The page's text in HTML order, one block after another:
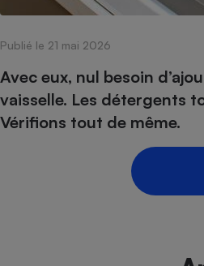
Publié le 21 mai 2026
Avec eux, nul besoin
vaisselle. Les détergents
Vérifions tout de même.